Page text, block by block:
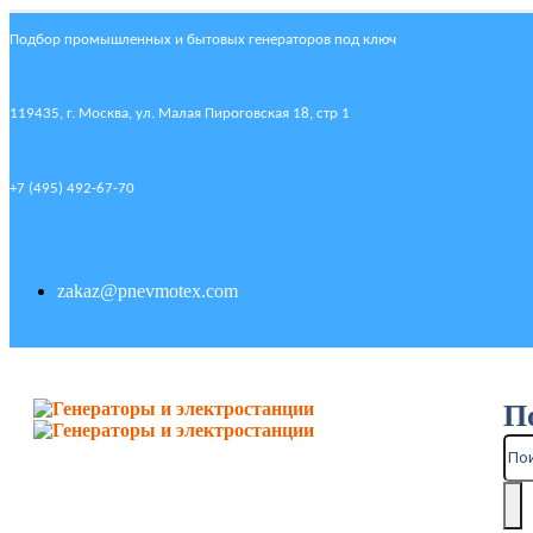
Подбор промышленных и бытовых генераторов под ключ
119435, г. Москва, ул. Малая Пироговская 18, стр 1
+7 (495) 492-67-70
zakaz@pnevmotex.com